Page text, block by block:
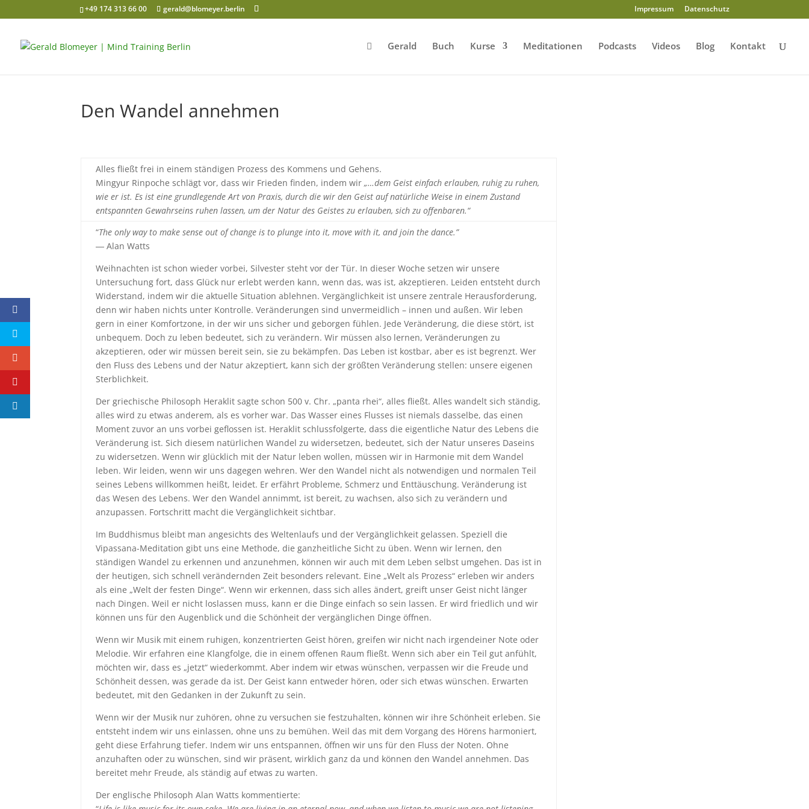
+49 174 313 66 00 gerald@blomeyer.berlin Impressum Datenschutz
Gerald Buch Kurse Meditationen Podcasts Videos Blog Kontakt
Den Wandel annehmen
Alles fließt frei in einem ständigen Prozess des Kommens und Gehens.
Mingyur Rinpoche schlägt vor, dass wir Frieden finden, indem wir„…dem Geist einfach erlauben, ruhig zu ruhen,
wie er ist. Es ist eine grundlegende Art von Praxis, durch die wir den Geist auf natürliche Weise in einem Zustand
entspannten Gewahrseins ruhen lassen, um der Natur des Geistes zu erlauben, sich zu offenbaren.“
“The only way to make sense out of change is to plunge into it, move with it, and join the dance.”
― Alan Watts
Weihnachten ist schon wieder vorbei, Silvester steht vor der Tür. In dieser Woche setzen wir unsere
Untersuchung fort, dass Glück nur erlebt werden kann, wenn das, was ist, akzeptieren. Leiden entsteht durch
Widerstand, indem wir die aktuelle Situation ablehnen. Vergänglichkeit ist unsere zentrale Herausforderung,
denn wir haben nichts unter Kontrolle. Veränderungen sind unvermeidlich – innen und außen. Wir leben
gern in einer Komfortzone, in der wir uns sicher und geborgen fühlen. Jede Veränderung, die diese stört, ist
unbequem. Doch zu leben bedeutet, sich zu verändern. Wir müssen also lernen, Veränderungen zu
akzeptieren, oder wir müssen bereit sein, sie zu bekämpfen. Das Leben ist kostbar, aber es ist begrenzt. Wer
den Fluss des Lebens und der Natur akzeptiert, kann sich der größten Veränderung stellen: unsere eigenen
Sterblichkeit.
Der griechische Philosoph Heraklit sagte schon 500 v. Chr. „panta rhei“, alles fließt. Alles wandelt sich ständig,
alles wird zu etwas anderem, als es vorher war. Das Wasser eines Flusses ist niemals dasselbe, das einen
Moment zuvor an uns vorbei geflossen ist. Heraklit schlussfolgerte, dass die eigentliche Natur des Lebens die
Veränderung ist. Sich diesem natürlichen Wandel zu widersetzen, bedeutet, sich der Natur unseres Daseins
zu widersetzen. Wenn wir glücklich mit der Natur leben wollen, müssen wir in Harmonie mit dem Wandel
leben. Wir leiden, wenn wir uns dagegen wehren. Wer den Wandel nicht als notwendigen und normalen Teil
seines Lebens willkommen heißt, leidet. Er erfährt Probleme, Schmerz und Enttäuschung. Veränderung ist
das Wesen des Lebens. Wer den Wandel annimmt, ist bereit, zu wachsen, also sich zu verändern und
anzupassen. Fortschritt macht die Vergänglichkeit sichtbar.
Im Buddhismus bleibt man angesichts des Weltenlaufs und der Vergänglichkeit gelassen. Speziell die
Vipassana-Meditation gibt uns eine Methode, die ganzheitliche Sicht zu üben. Wenn wir lernen, den
ständigen Wandel zu erkennen und anzunehmen, können wir auch mit dem Leben selbst umgehen. Das ist in
der heutigen, sich schnell verändernden Zeit besonders relevant. Eine „Welt als Prozess“ erleben wir anders
als eine „Welt der festen Dinge“. Wenn wir erkennen, dass sich alles ändert, greift unser Geist nicht länger
nach Dingen. Weil er nicht loslassen muss, kann er die Dinge einfach so sein lassen. Er wird friedlich und wir
können uns für den Augenblick und die Schönheit der vergänglichen Dinge öffnen.
Wenn wir Musik mit einem ruhigen, konzentrierten Geist hören, greifen wir nicht nach irgendeiner Note oder
Melodie. Wir erfahren eine Klangfolge, die in einem offenen Raum fließt. Wenn sich aber ein Teil gut anfühlt,
möchten wir, dass es „jetzt“ wiederkommt. Aber indem wir etwas wünschen, verpassen wir die Freude und
Schönheit dessen, was gerade da ist. Der Geist kann entweder hören, oder sich etwas wünschen. Erwarten
bedeutet, mit den Gedanken in der Zukunft zu sein.
Wenn wir der Musik nur zuhören, ohne zu versuchen sie festzuhalten, können wir ihre Schönheit erleben. Sie
entsteht indem wir uns einlassen, ohne uns zu bemühen. Weil das mit dem Vorgang des Hörens harmoniert,
geht diese Erfahrung tiefer. Indem wir uns entspannen, öffnen wir uns für den Fluss der Noten. Ohne
anzuhaften oder zu wünschen, sind wir präsent, wirklich ganz da und können den Wandel annehmen. Das
bereitet mehr Freude, als ständig auf etwas zu warten.
Der englische Philosoph Alan Watts kommentierte: